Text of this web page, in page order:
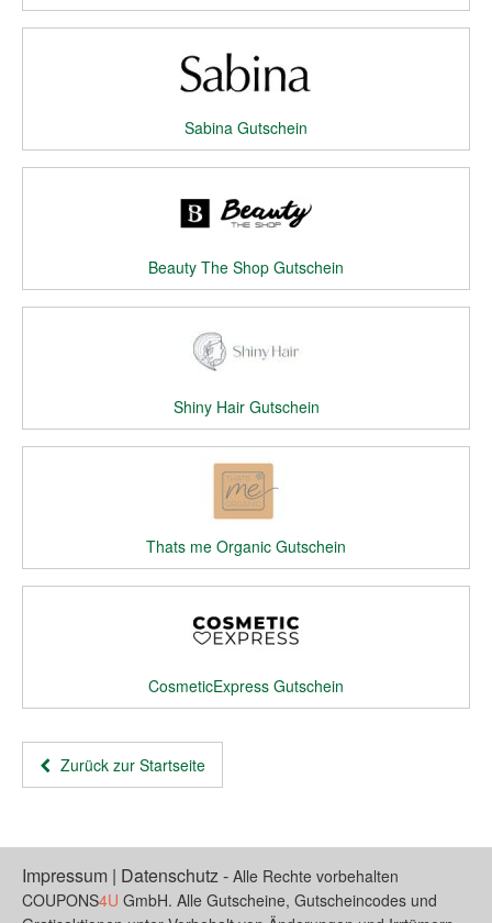
Sabina Gutschein
Beauty The Shop Gutschein
Shiny Hair Gutschein
Thats me Organic Gutschein
CosmeticExpress Gutschein
Zurück zur Startseite
Impressum | Datenschutz- Alle Rechte vorbehalten
COUPONS4U GmbH. Alle Gutscheine, Gutscheincodes und